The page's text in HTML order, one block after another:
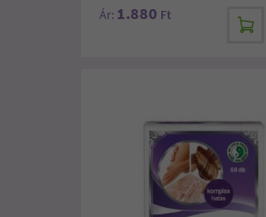
Ár: 1.880 Ft